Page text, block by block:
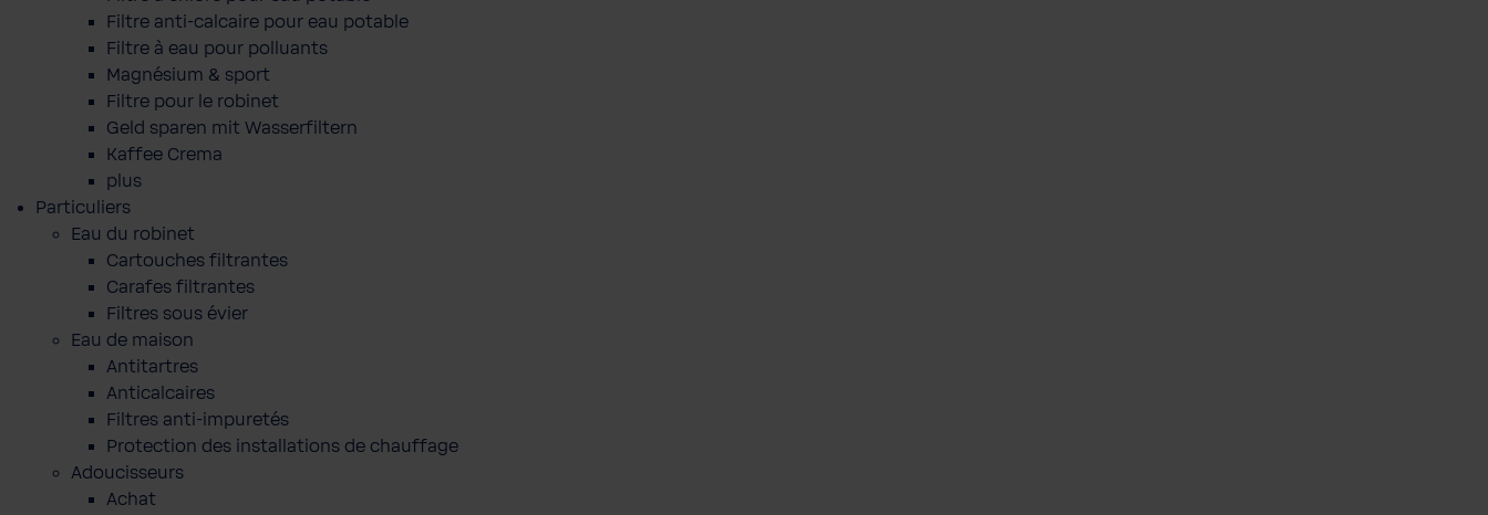
Filtre anti-calcaire pour eau potable
Filtre à eau pour polluants
Magnésium & sport
Filtre pour le robinet
Geld sparen mit Wasserfiltern
Kaffee Crema
plus
Particuliers
Eau du robinet
Cartouches filtrantes
Carafes filtrantes
Filtres sous évier
Eau de maison
Antitartres
Anticalcaires
Filtres anti-impuretés
Protection des installations de chauffage
Adoucisseurs
Achat